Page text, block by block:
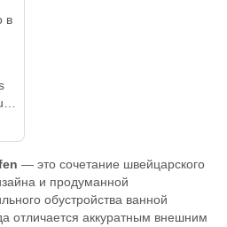
— это сочетание швейцарского
и продуманной
обустройства ванной
отличается аккуратным внешним